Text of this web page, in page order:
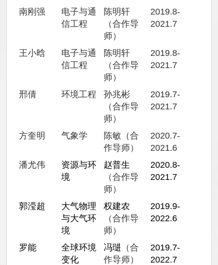
南刚强
电子与通
信工程
陈明轩
（合作导
师）
2019.8-
2021.7
王小晗
电子与通
信工程
陈明轩
（合作导
师）
2019.8-
2021.7
邢倩 环境工程
孙兆彬
（合作导
师）
2019.7-
2021.7
方奎明 气象学
陈敏（合
作导师）
2020.7-
2021.6
潘尤伟
资源与环
境
赵普生
（合作导
师）
2020.8-
2021.7
郭滢超
大气物理
与大气环
境
权建农
（合作导
师）
2019.9-
2022.6
罗能
全球环境
变化
冯琎 （合
作导师）
2019.7-
2022.7